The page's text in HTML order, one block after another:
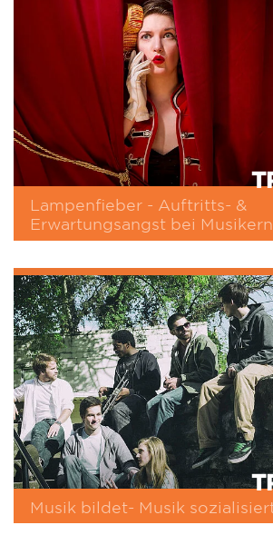
Lampenfieber - Auftritts- &
Erwartungsangst bei Musikern
Musik bildet- Musik